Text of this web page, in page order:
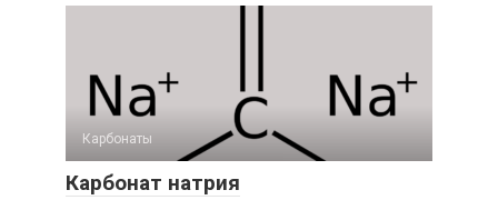
Карбонаты‎
Карбонат натрия